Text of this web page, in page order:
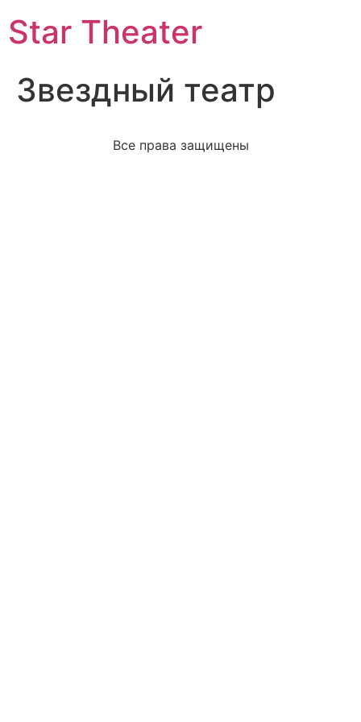
Star Theater
Звездный театр
Все права защищены